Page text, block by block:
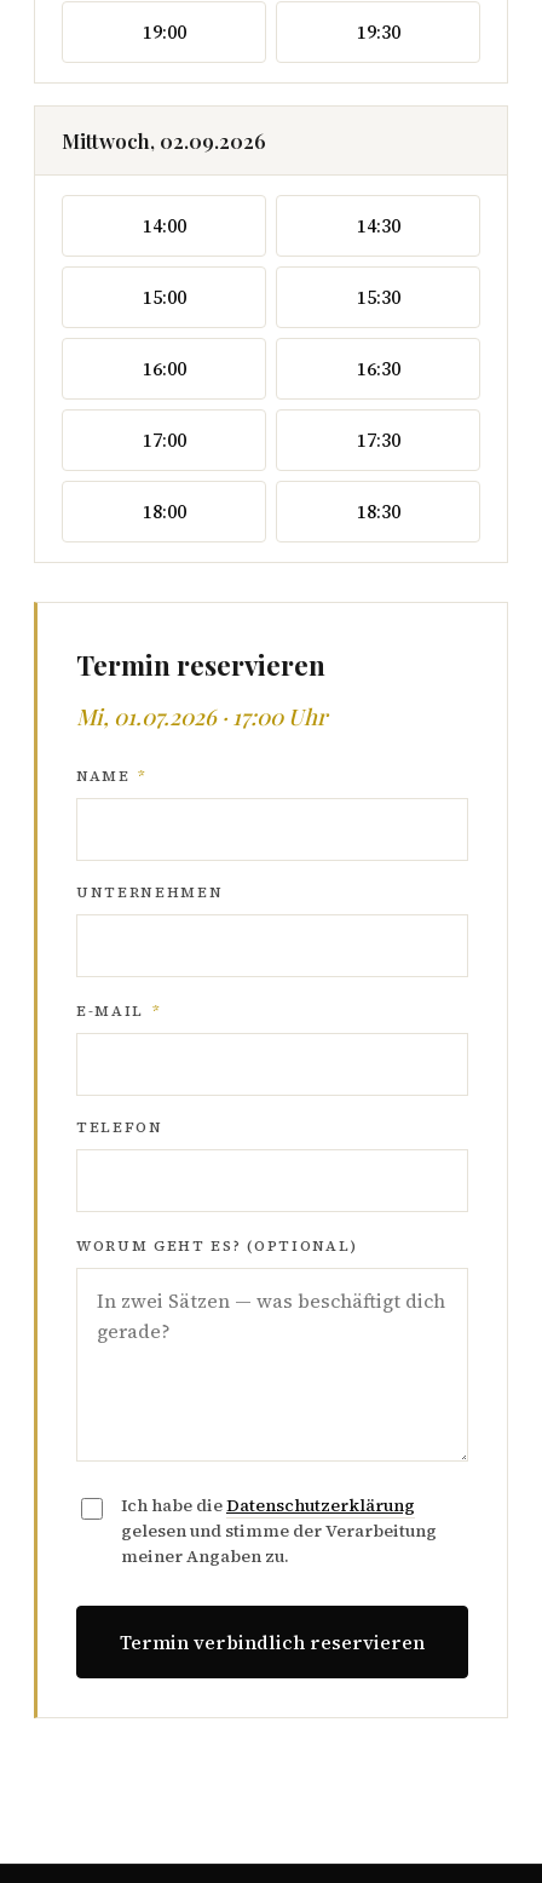
19:00 19:30
Mittwoch, 02.09.2026
14:00 14:30
15:00 15:30
16:00 16:30
17:00 17:30
18:00 18:30
Termin reservieren
Mi, 01.07.2026 · 17:00 Uhr
NAME *
UNTERNEHMEN
E-MAIL *
TELEFON
WORUM GEHT ES? (OPTIONAL)
Ich habe dieDatenschutzerklärung
gelesen und stimme der Verarbeitung
meiner Angaben zu.
Termin verbindlich reservieren